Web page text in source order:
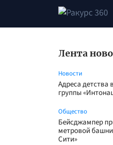
Лента
Новости
Адреса детства
группы
Общество
Бейсджампер
метровой
Сити»